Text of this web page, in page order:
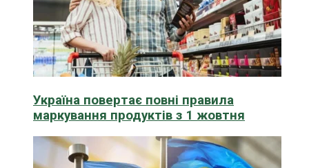
Україна повертає повні правила
маркування продуктів з 1 жовтня